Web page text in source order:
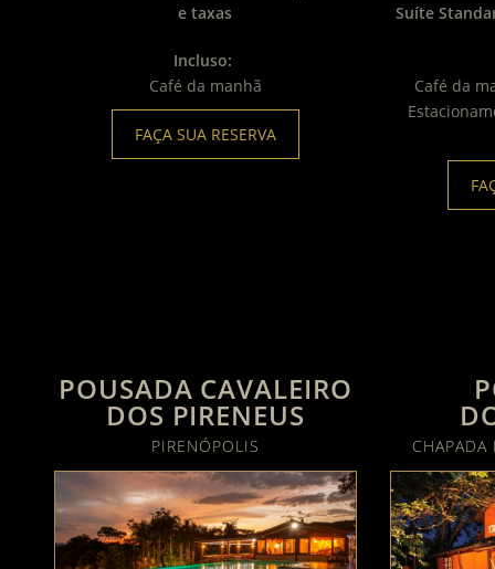
e taxas
Incluso:
Café da manhã
FAÇA SUA RESERVA
Suíte
Café da
POUSADA CAVALEIRO
DOS PIRENEUS
PIRENÓPOLIS